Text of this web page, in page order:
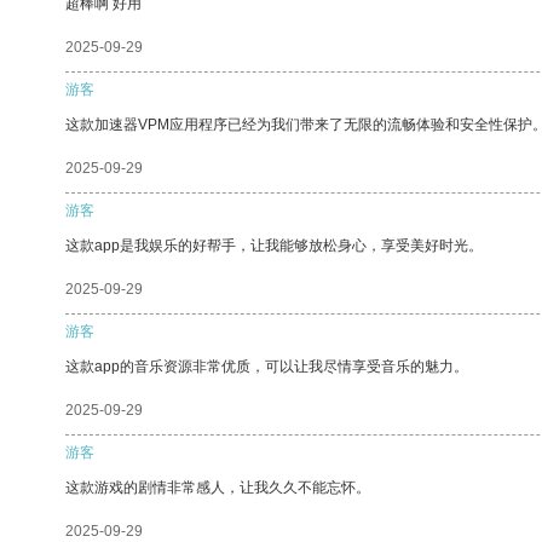
超棒啊 好用
2025-09-29
游客
这款加速器VPM应用程序已经为我们带来了无限的流畅体验和安全性保护
2025-09-29
游客
这款app是我娱乐的好帮手，让我能够放松身心，享受美好时光。
2025-09-29
游客
这款app的音乐资源非常优质，可以让我尽情享受音乐的魅力。
2025-09-29
游客
这款游戏的剧情非常感人，让我久久不能忘怀。
2025-09-29